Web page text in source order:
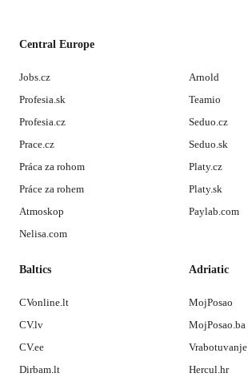
Central Europe
Jobs.cz
Profesia.sk
Profesia.cz
Prace.cz
Práca za rohom
Práce za rohem
Atmoskop
Nelisa.com
Arnold
Teamio
Seduo.cz
Seduo.sk
Platy.cz
Platy.sk
Paylab.com
Baltics
CVonline.lt
CV.lv
CV.ee
Dirbam.lt
Adriatic
MojPosao
MojPosao.ba
Vrabotuvanje
Hercul.hr